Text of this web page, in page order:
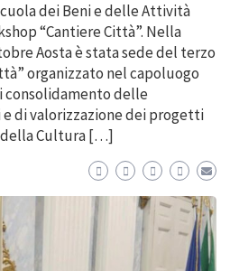
dei Beni e delle Attività
“Cantiere Città”. Nella
Aosta è stata sede del terzo
organizzato nel capoluogo
consolidamento delle
di valorizzazione dei progetti
Cultura […]